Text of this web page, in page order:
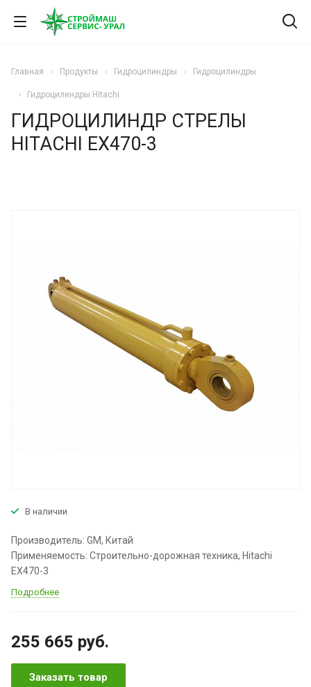
Главная Продукты Гидроцилиндры Гидроцилиндры
Гидроцилиндры Hitachi
ГИДРОЦИЛИНДР СТРЕЛЫ
HITACHI EX470-3
В наличии
Производитель: GM, Китай
Применяемость: Строительно-дорожная техника, Hitachi
EX470-3
Подробнее
255 665 руб.
Заказать товар